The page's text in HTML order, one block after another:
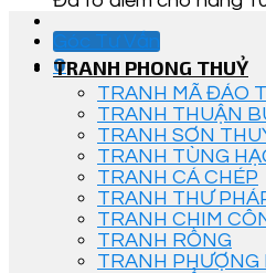
Góc Tư Vấn
0
TRANH PHONG THUỶ
TRANH MÃ ĐÁO
TRANH THUẬN
TRANH SƠN
TRANH TÙNG
TRANH CÁ CHÉP
TRANH THƯ
TRANH CHIM
TRANH RỒNG
TRANH PHƯỢNG